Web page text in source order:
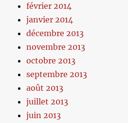
février 2014
janvier 2014
décembre 2013
novembre 2013
octobre 2013
septembre 2013
août 2013
juillet 2013
juin 2013